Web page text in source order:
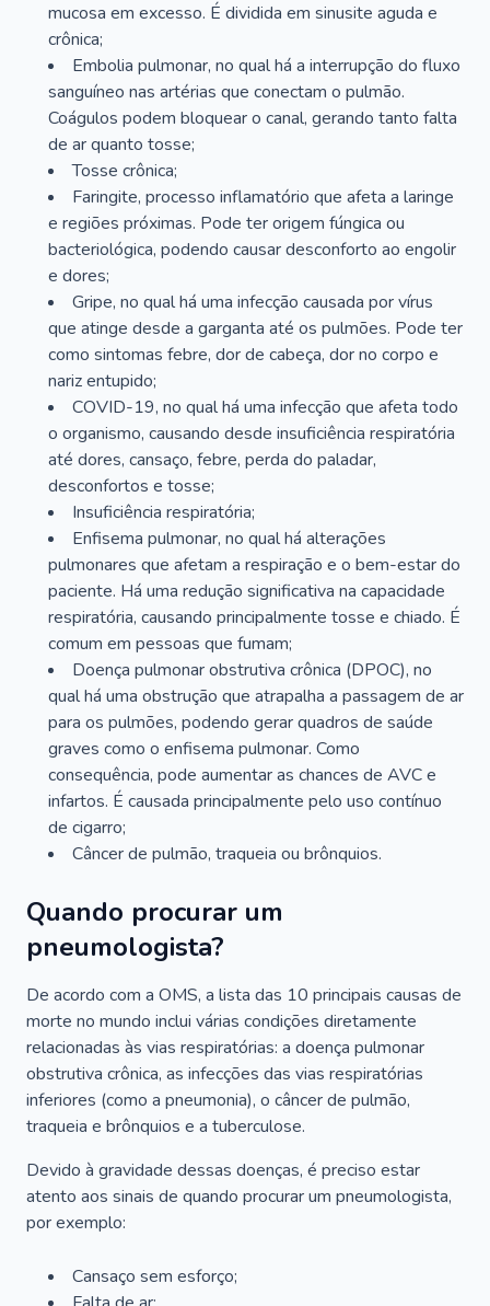
mucosa em excesso. É dividida em sinusite aguda e
crônica;
Embolia pulmonar, no qual há a interrupção do fluxo
sanguíneo nas artérias que conectam o pulmão.
Coágulos podem bloquear o canal, gerando tanto falta
de ar quanto tosse;
Tosse crônica;
Faringite, processo inflamatório que afeta a laringe
e regiões próximas. Pode ter origem fúngica ou
bacteriológica, podendo causar desconforto ao engolir
e dores;
Gripe, no qual há uma infecção causada por vírus
que atinge desde a garganta até os pulmões. Pode ter
como sintomas febre, dor de cabeça, dor no corpo e
nariz entupido;
COVID-19, no qual há uma infecção que afeta todo
o organismo, causando desde insuficiência respiratória
até dores, cansaço, febre, perda do paladar,
desconfortos e tosse;
Insuficiência respiratória;
Enfisema pulmonar, no qual há alterações
pulmonares que afetam a respiração e o bem-estar do
paciente. Há uma redução significativa na capacidade
respiratória, causando principalmente tosse e chiado. É
comum em pessoas que fumam;
Doença pulmonar obstrutiva crônica (DPOC), no
qual há uma obstrução que atrapalha a passagem de ar
para os pulmões, podendo gerar quadros de saúde
graves como o enfisema pulmonar. Como
consequência, pode aumentar as chances de AVC e
infartos. É causada principalmente pelo uso contínuo
de cigarro;
Câncer de pulmão, traqueia ou brônquios.
Quando procurar um
pneumologista?
De acordo com a OMS, a lista das 10 principais causas de
morte no mundo inclui várias condições diretamente
relacionadas às vias respiratórias: a doença pulmonar
obstrutiva crônica, as infecções das vias respiratórias
inferiores (como a pneumonia), o câncer de pulmão,
traqueia e brônquios e a tuberculose.
Devido à gravidade dessas doenças, é preciso estar
atento aos sinais de quando procurar um pneumologista,
por exemplo:
Cansaço sem esforço;